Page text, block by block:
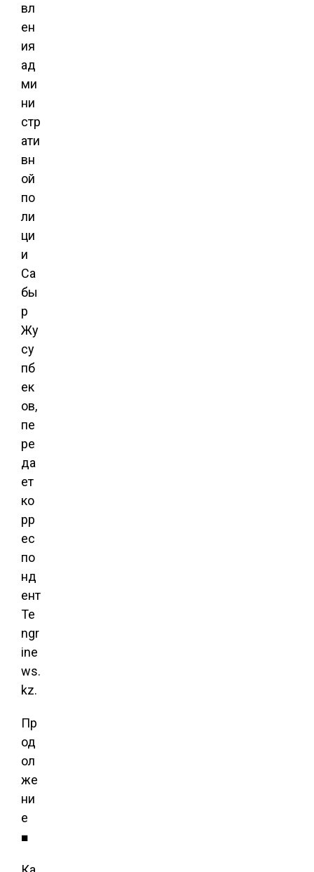
вл
ен
ия
ад
ми
ни
стр
ати
вн
ой
по
ли
ци
и
Са
бы
р
Жу
су
пб
ек
ов,
пе
ре
да
ет
ко
рр
ес
по
нд
ент
Te
ngr
ine
ws.
kz.
Пр
од
ол
же
ни
е
■